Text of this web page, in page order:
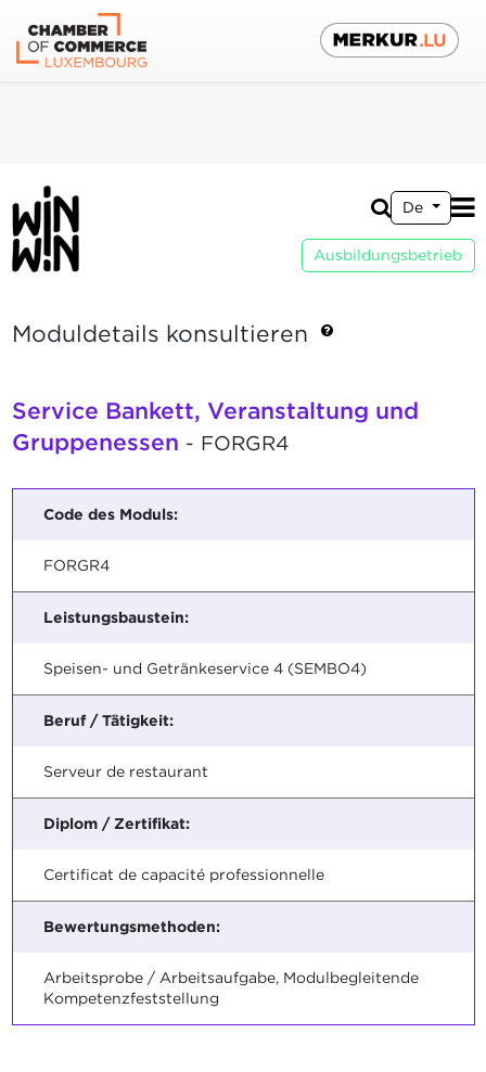
De
Ausbildungsbetrieb
Moduldetails konsultieren
Service Bankett, Veranstaltung und
Gruppenessen - FORGR4
Code des Moduls:
FORGR4
Leistungsbaustein:
Speisen- und Getränkeservice 4 (SEMBO4)
Beruf / Tätigkeit:
Serveur de restaurant
Diplom / Zertifikat:
Certificat de capacité professionnelle
Bewertungsmethoden:
Arbeitsprobe / Arbeitsaufgabe, Modulbegleitende
Kompetenzfeststellung